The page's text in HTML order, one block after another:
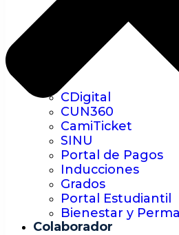
CDigital
CUN360
CamiTicket
SINU
Portal de Pagos
Inducciones
Grados
Portal Estudiantil
Bienestar y
Colaborador